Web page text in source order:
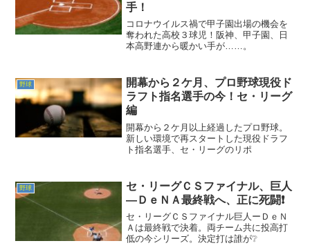
手！
コロナウイルス禍で甲子園出場の機会を
奪われた高校３球児！阪神、甲子園、日
本高野連から暖かい手が……。
野球
開幕から２ケ月、プロ野球現役ド
ラフト指名選手の今！セ・リーグ
編
開幕から２ケ月以上経過したプロ野球。
新しい環境で再スタートした現役ドラフ
ト指名選手、セ・リーグのリポ
野球
セ・リーグＣＳファイナル、巨人
―ＤｅＮＡ最終戦へ、正に死闘❗
セ・リーグＣＳファイナル巨人ーＤｅＮ
Ａは最終戦で決着。両チーム共に投高打
低の今シリーズ。決定打は誰が❔